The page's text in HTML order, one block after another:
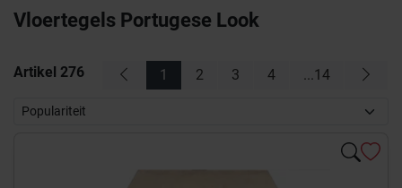
Vloertegels Portugese Look
Artikel 276 1 2 3 4 ...14